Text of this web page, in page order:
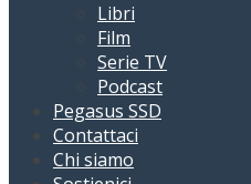
Libri
Film
Serie TV
Podcast
Pegasus SSD
Contattaci
Chi siamo